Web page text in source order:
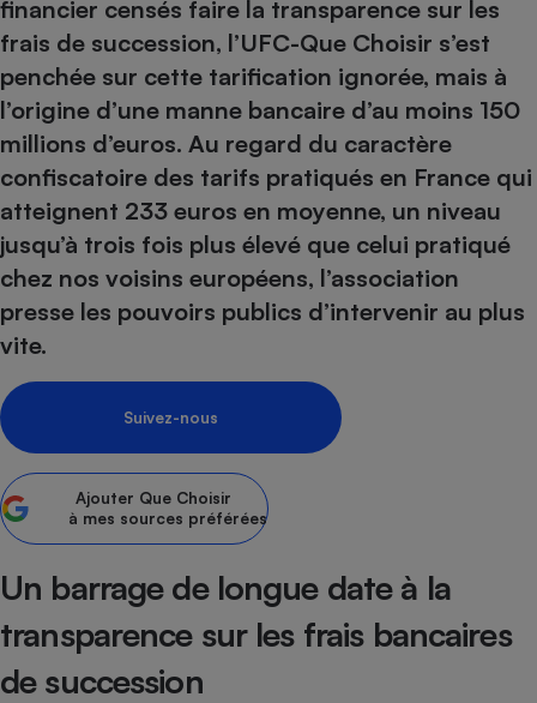
financier censés faire la transparence sur les
frais de succession, l’UFC-Que Choisir s’est
penchée sur cette tarification ignorée, mais à
l’origine d’une manne bancaire d’au moins 150
millions d’euros. Au regard du caractère
confiscatoire des tarifs pratiqués en France qui
atteignent 233 euros en moyenne, un niveau
jusqu’à trois fois plus élevé que celui pratiqué
chez nos voisins européens, l’association
presse les pouvoirs publics d’intervenir au plus
vite.
Suivez-nous
Ajouter Que Choisir
à mes sources préférées
Un barrage de longue date à la
transparence sur les frais bancaires
de succession
Sécurité - Hygiène
Supermarché - Drive
Complément
Assurance
Banque - Crédit
Epargne - Fiscalité
Assurance emprunteur
Circulation routière
Contrôle technique -
Pièce détachée
Moto
Comparateur auto
Supermarché - Drive
Comparatif
Comparatif plaque à
Comparatif hotte
Comparatif climatiseur
Comparatif aspirateur
Comparatif aspirateur
Comparatif robot cuiseur
Comparatif centrale
Petit électroménager -
Électricité - Gaz
Comparatif casque audio
Comparatif barre de son
Comparatif imprimante
Comparatif ordinateur
Comparatif ultrabook
Comparatif tablette
Image et son
Informatique
Crédit immobilier
Comparatif tondeuse
Comparatif poêle à
Comparatif radiateur
Aménagement
Chauffage
Produit d'entretien
Sécurité domestique
Hygiène - Beauté
Maladie - Médecine -
Système de santé -
Mutuelle
Maison de retraite
Choisir son fioul
Choisir son pellet
Comparateur assurance emprunteur
Energie Moins Chère Ensemble
Tous les comparateurs
Toutes les cartes interactives
Speedtest - Testez le débit de votre
connexion Internet